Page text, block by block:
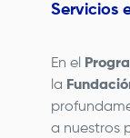
Servicios
En el
la
a nuestros